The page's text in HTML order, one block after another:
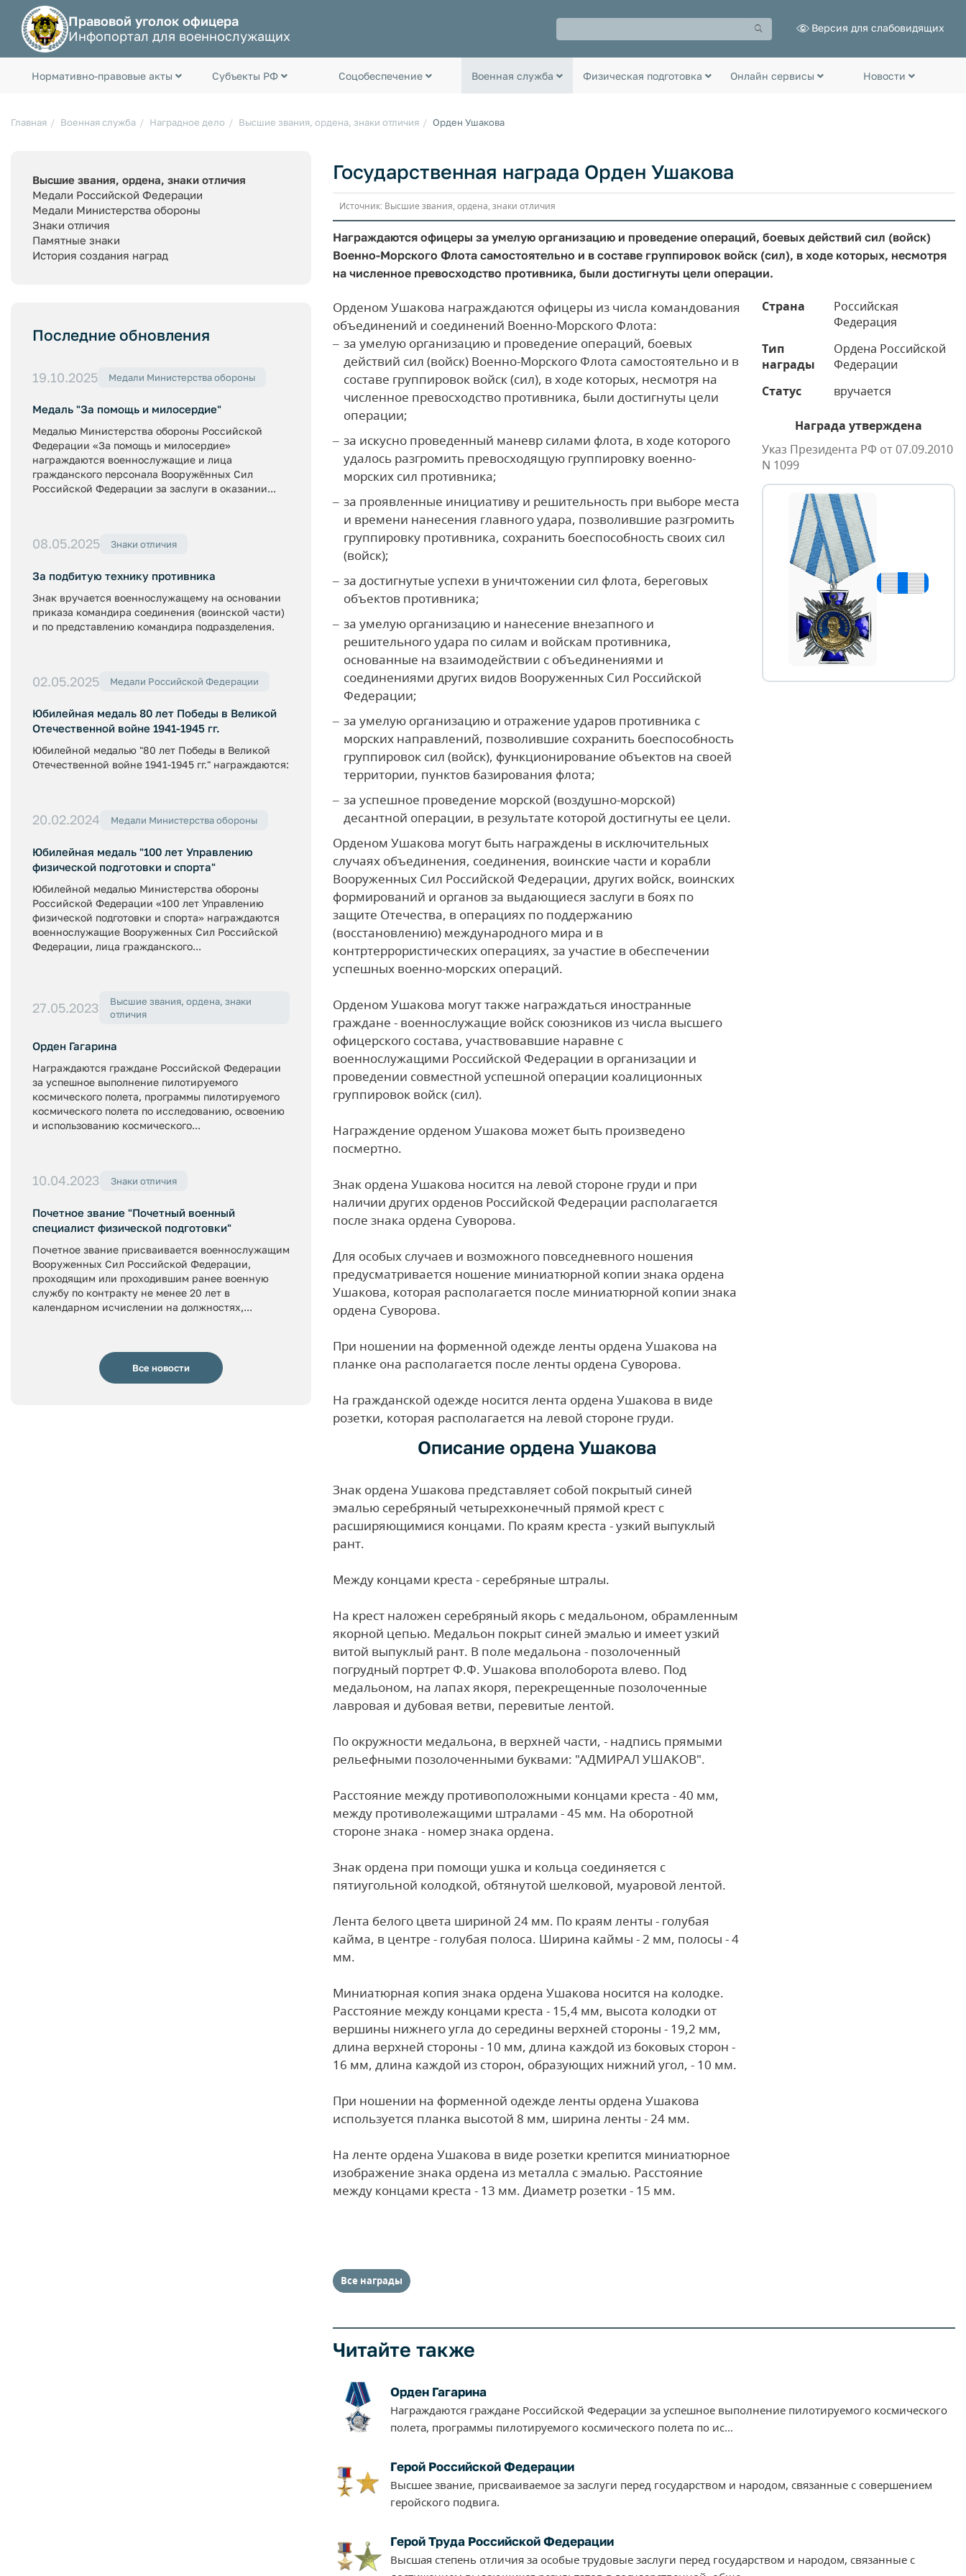
Правовой уголок офицера
Инфопортал для военнослужащих
Версия для слабовидящих
Нормативно-правовые акты Субъекты РФ Соцобеспечение Военная служба Физическая подготовка Онлайн сервисы Новости
Главная Военная служба Наградное дело Высшие звания, ордена, знаки отличия Орден Ушакова
Высшие звания, ордена, знаки отличия
Медали Российской Федерации
Медали Министерства обороны
Знаки отличия
Памятные знаки
История создания наград
Последние обновления
19.10.2025 Медали Министерства обороны
Медаль "За помощь и милосердие"
Медалью Министерства обороны Российской
Федерации «За помощь и милосердие»
награждаются военнослужащие и лица
гражданского персонала Вооружённых Сил
Российской Федерации за заслуги в оказании...
08.05.2025 Знаки отличия
За подбитую технику противника
Знак вручается военнослужащему на основании
приказа командира соединения (воинской части)
и по представлению командира подразделения.
02.05.2025 Медали Российской Федерации
Юбилейная медаль 80 лет Победы в Великой
Отечественной войне 1941-1945 гг.
Юбилейной медалью "80 лет Победы в Великой
Отечественной войне 1941-1945 гг." награждаются:
20.02.2024 Медали Министерства обороны
Юбилейная медаль "100 лет Управлению
физической подготовки и спорта"
Юбилейной медалью Министерства обороны
Российской Федерации «100 лет Управлению
физической подготовки и спорта» награждаются
военнослужащие Вооруженных Сил Российской
Федерации, лица гражданского...
27.05.2023
Высшие звания, ордена, знаки
отличия
Орден Гагарина
Награждаются граждане Российской Федерации
за успешное выполнение пилотируемого
космического полета, программы пилотируемого
космического полета по исследованию, освоению
и использованию космического...
10.04.2023 Знаки отличия
Почетное звание "Почетный военный
специалист физической подготовки"
Почетное звание присваивается военнослужащим
Вооруженных Сил Российской Федерации,
проходящим или проходившим ранее военную
службу по контракту не менее 20 лет в
календарном исчислении на должностях,...
Все новости
Государственная награда Орден Ушакова
Источник: Высшие звания, ордена, знаки отличия
Награждаются офицеры за умелую организацию и проведение операций, боевых действий сил (войск)
Военно-Морского Флота самостоятельно и в составе группировок войск (сил), в ходе которых, несмотря
на численное превосходство противника, были достигнуты цели операции.
Орденом Ушакова награждаются офицеры из числа командования
объединений и соединений Военно-Морского Флота:
за умелую организацию и проведение операций, боевых
действий сил (войск) Военно-Морского Флота самостоятельно и в
составе группировок войск (сил), в ходе которых, несмотря на
численное превосходство противника, были достигнуты цели
операции;
за искусно проведенный маневр силами флота, в ходе которого
удалось разгромить превосходящую группировку военно-
морских сил противника;
за проявленные инициативу и решительность при выборе места
и времени нанесения главного удара, позволившие разгромить
группировку противника, сохранить боеспособность своих сил
(войск);
за достигнутые успехи в уничтожении сил флота, береговых
объектов противника;
за умелую организацию и нанесение внезапного и
решительного удара по силам и войскам противника,
основанные на взаимодействии с объединениями и
соединениями других видов Вооруженных Сил Российской
Федерации;
за умелую организацию и отражение ударов противника с
морских направлений, позволившие сохранить боеспособность
группировок сил (войск), функционирование объектов на своей
территории, пунктов базирования флота;
за успешное проведение морской (воздушно-морской)
десантной операции, в результате которой достигнуты ее цели.
Орденом Ушакова могут быть награждены в исключительных
случаях объединения, соединения, воинские части и корабли
Вооруженных Сил Российской Федерации, других войск, воинских
формирований и органов за выдающиеся заслуги в боях по
защите Отечества, в операциях по поддержанию
(восстановлению) международного мира и в
контртеррористических операциях, за участие в обеспечении
успешных военно-морских операций.
Орденом Ушакова могут также награждаться иностранные
граждане - военнослужащие войск союзников из числа высшего
офицерского состава, участвовавшие наравне с
военнослужащими Российской Федерации в организации и
проведении совместной успешной операции коалиционных
группировок войск (сил).
Награждение орденом Ушакова может быть произведено
посмертно.
Знак ордена Ушакова носится на левой стороне груди и при
наличии других орденов Российской Федерации располагается
после знака ордена Суворова.
Для особых случаев и возможного повседневного ношения
предусматривается ношение миниатюрной копии знака ордена
Ушакова, которая располагается после миниатюрной копии знака
ордена Суворова.
При ношении на форменной одежде ленты ордена Ушакова на
планке она располагается после ленты ордена Суворова.
На гражданской одежде носится лента ордена Ушакова в виде
розетки, которая располагается на левой стороне груди.
Описание ордена Ушакова
Знак ордена Ушакова представляет собой покрытый синей
эмалью серебряный четырехконечный прямой крест с
расширяющимися концами. По краям креста - узкий выпуклый
рант.
Между концами креста - серебряные штралы.
На крест наложен серебряный якорь с медальоном, обрамленным
якорной цепью. Медальон покрыт синей эмалью и имеет узкий
витой выпуклый рант. В поле медальона - позолоченный
погрудный портрет Ф.Ф. Ушакова вполоборота влево. Под
медальоном, на лапах якоря, перекрещенные позолоченные
лавровая и дубовая ветви, перевитые лентой.
По окружности медальона, в верхней части, - надпись прямыми
рельефными позолоченными буквами: "АДМИРАЛ УШАКОВ".
Расстояние между противоположными концами креста - 40 мм,
между противолежащими штралами - 45 мм. На оборотной
стороне знака - номер знака ордена.
Знак ордена при помощи ушка и кольца соединяется с
пятиугольной колодкой, обтянутой шелковой, муаровой лентой.
Лента белого цвета шириной 24 мм. По краям ленты - голубая
кайма, в центре - голубая полоса. Ширина каймы - 2 мм, полосы - 4
мм.
Миниатюрная копия знака ордена Ушакова носится на колодке.
Расстояние между концами креста - 15,4 мм, высота колодки от
вершины нижнего угла до середины верхней стороны - 19,2 мм,
длина верхней стороны - 10 мм, длина каждой из боковых сторон -
16 мм, длина каждой из сторон, образующих нижний угол, - 10 мм.
При ношении на форменной одежде ленты ордена Ушакова
используется планка высотой 8 мм, ширина ленты - 24 мм.
На ленте ордена Ушакова в виде розетки крепится миниатюрное
изображение знака ордена из металла с эмалью. Расстояние
между концами креста - 13 мм. Диаметр розетки - 15 мм.
Страна
Российская
Федерация
Тип
награды
Ордена Российской
Федерации
Статус
вручается
Награда утверждена
Указ Президента РФ от 07.09.2010
N 1099
Все награды
Читайте также
Орден Гагарина
Награждаются граждане Российской Федерации за успешное выполнение пилотируемого космического
полета, программы пилотируемого космического полета по ис...
Герой Российской Федерации
Высшее звание, присваиваемое за заслуги перед государством и народом, связанные с совершением
геройского подвига.
Герой Труда Российской Федерации
Высшая степень отличия за особые трудовые заслуги перед государством и народом, связанные с